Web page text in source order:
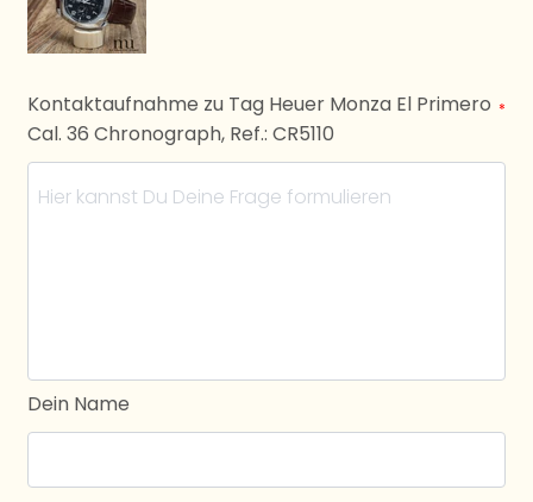
Kontaktaufnahme zu Tag Heuer Monza El Primero
Cal. 36 Chronograph, Ref.: CR5110
*
Dein Name